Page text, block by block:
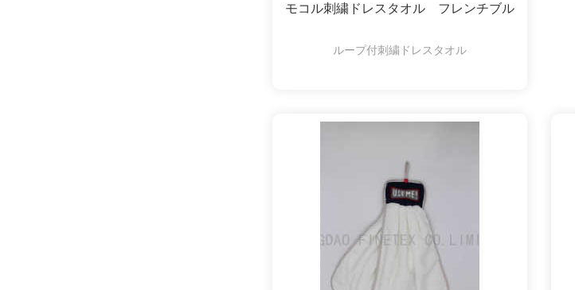
モコル刺繍ドレスタオル フレンチブル
ループ付刺繍ドレスタオル